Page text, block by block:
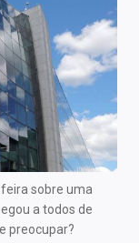
sobre uma
a todos de
preocupar?